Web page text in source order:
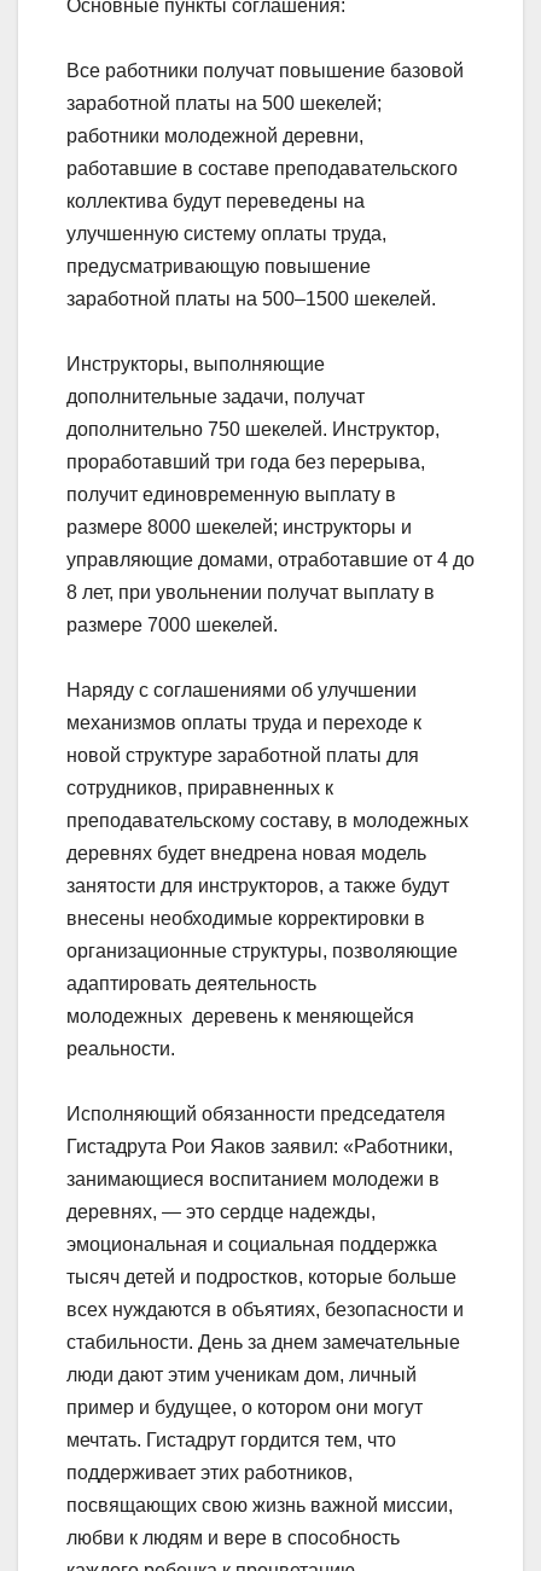
Основные пункты соглашения:
Все работники получат повышение базовой
заработной платы на 500 шекелей;
работники молодежной деревни,
работавшие в составе преподавательского
коллектива будут переведены на
улучшенную систему оплаты труда,
предусматривающую повышение
заработной платы на 500–1500 шекелей.
Инструкторы, выполняющие
дополнительные задачи, получат
дополнительно 750 шекелей. Инструктор,
проработавший три года без перерыва,
получит единовременную выплату в
размере 8000 шекелей; инструкторы и
управляющие домами, отработавшие от 4 до
8 лет, при увольнении получат выплату в
размере 7000 шекелей.
Наряду с соглашениями об улучшении
механизмов оплаты труда и переходе к
новой структуре заработной платы для
сотрудников, приравненных к
преподавательскому составу, в молодежных
деревнях будет внедрена новая модель
занятости для инструкторов, а также будут
внесены необходимые корректировки в
организационные структуры, позволяющие
адаптировать деятельность
молодежных деревень к меняющейся
реальности.
Исполняющий обязанности председателя
Гистадрута Рои Яаков заявил: «Работники,
занимающиеся воспитанием молодежи в
деревнях, — это сердце надежды,
эмоциональная и социальная поддержка
тысяч детей и подростков, которые больше
всех нуждаются в объятиях, безопасности и
стабильности. День за днем замечательные
люди дают этим ученикам дом, личный
пример и будущее, о котором они могут
мечтать. Гистадрут гордится тем, что
поддерживает этих работников,
посвящающих свою жизнь важной миссии,
любви к людям и вере в способность